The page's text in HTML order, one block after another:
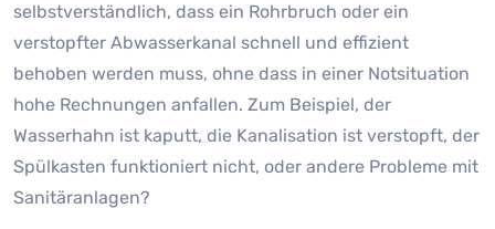
selbstverständlich, dass ein Rohrbruch oder ein
verstopfter Abwasserkanal schnell und effizient
behoben werden muss, ohne dass in einer Notsituation
hohe Rechnungen anfallen. Zum Beispiel, der
Wasserhahn ist kaputt, die Kanalisation ist verstopft, der
Spülkasten funktioniert nicht, oder andere Probleme mit
Sanitäranlagen?